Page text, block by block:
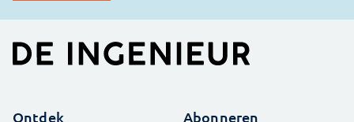
Ontdek Abonneren